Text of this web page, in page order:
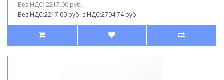
Без НДС: 2217.00 руб.
Без НДС:2217.00 руб. с НДС:2704.74 руб.